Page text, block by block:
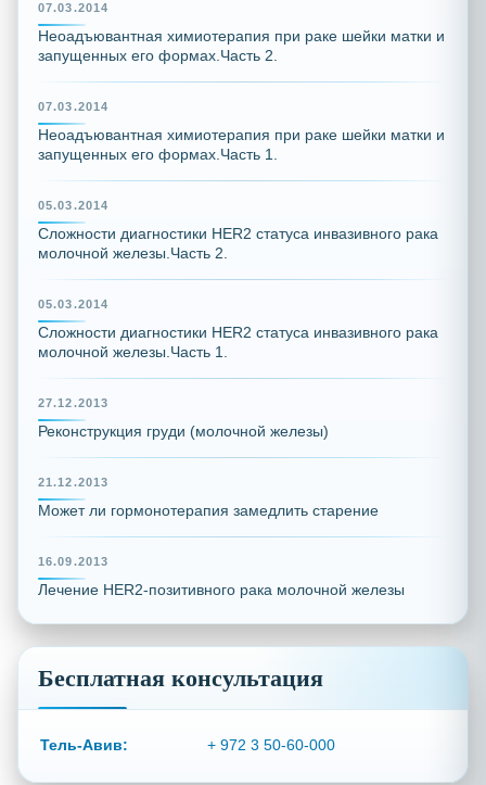
07.03.2014
Неоадъювантная химиотерапия при раке шейки матки и
запущенных его формах.Часть 2.
07.03.2014
Неоадъювантная химиотерапия при раке шейки матки и
запущенных его формах.Часть 1.
05.03.2014
Сложности диагностики HER2 статуса инвазивного рака
молочной железы.Часть 2.
05.03.2014
Сложности диагностики HER2 статуса инвазивного рака
молочной железы.Часть 1.
27.12.2013
Реконструкция груди (молочной железы)
21.12.2013
Может ли гормонотерапия замедлить старение
16.09.2013
Лечение HER2-позитивного рака молочной железы
Бесплатная консультация
Тель-Авив: + 972 3 50-60-000